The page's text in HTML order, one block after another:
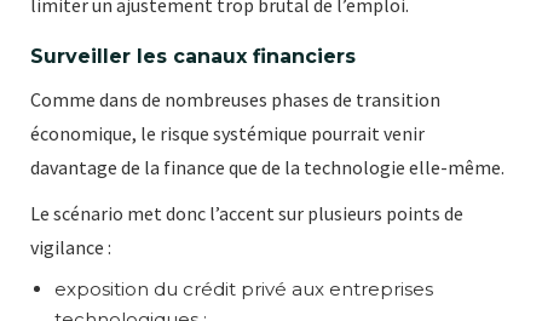
limiter un ajustement trop brutal de l’emploi.
Surveiller les canaux financiers
Comme dans de nombreuses phases de transition
économique, le risque systémique pourrait venir
davantage de la finance que de la technologie elle-même.
Le scénario met donc l’accent sur plusieurs points de
vigilance :
exposition du crédit privé aux entreprises